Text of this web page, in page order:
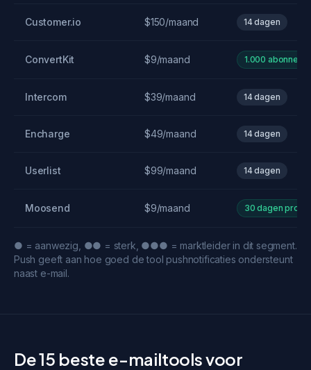
Customer.io $150/maand 14 dagen
ConvertKit $9/maand 1.000 abonnees
Intercom $39/maand 14 dagen
Encharge $49/maand 14 dagen
Userlist $99/maand 14 dagen
Moosend $9/maand 30 dagen proef
● = aanwezig, ●● = sterk, ●●● = marktleider in dit segment.
Push geeft aan hoe goed de tool pushnotificaties ondersteunt
naast e-mail.
De 15 beste e-mailtools voor